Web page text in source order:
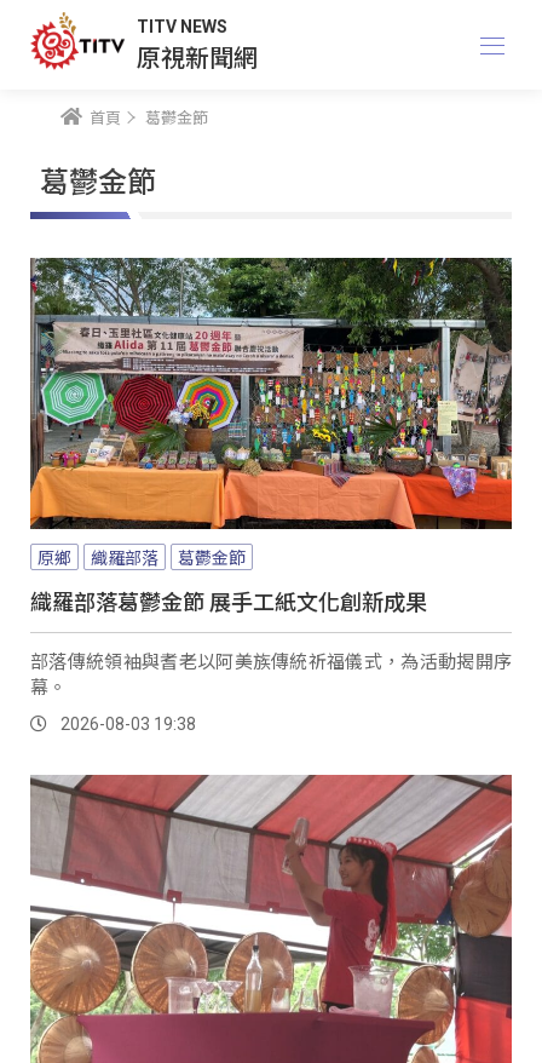
TITV NEWS
原視新聞網
首頁 葛鬱金節
葛鬱金節
原鄉 織羅部落 葛鬱金節
織羅部落葛鬱金節 展手工紙文化創新成果
部落傳統領袖與耆老以阿美族傳統祈福儀式，為活動揭開序
幕。
2026-08-03 19:38